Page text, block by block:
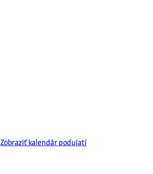
Zobraziť kalendár podujatí